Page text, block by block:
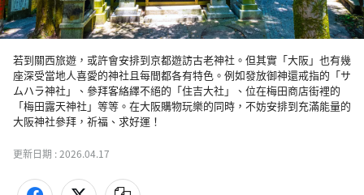
若到關西旅遊，或許會安排到京都遊訪古老神社。但其實「大阪」也有幾
座深受當地人喜愛的神社且每間都各有特色。例如發放御神還戒指的「サ
ムハラ神社」、參拜客絡繹不絕的「住吉大社」、位在梅田商店街裡的
「梅田露天神社」等等。在大阪購物玩樂的同時，不妨安排到充滿能量的
大阪神社參拜，祈福、求好運！
更新日期 :2026.04.17